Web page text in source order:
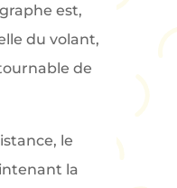
est,
du volant,
de
le
la